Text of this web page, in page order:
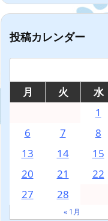
投稿カレンダー
月
火 水
1
6
7 8
13
14 15
20
21 22
27
28
« 1月